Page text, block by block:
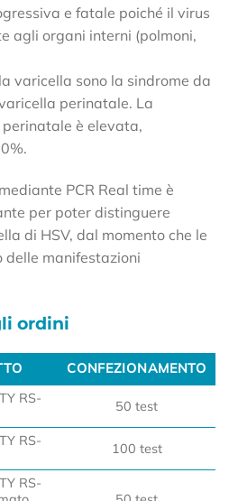
e fatale poiché il virus
agli organi interni (polmoni,
varicella sono la sindrome da
perinatale. La
è elevata,
PCR Real time è
per poter distinguere
di HSV, dal momento che le
delle manifestazioni
ordini
CONFEZIONAMENTO
CONFEZIONAMENTO
RS-
50 test
RS-
100 test
RS-